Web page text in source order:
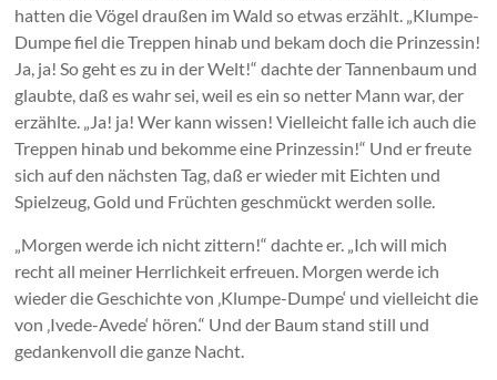
hatten die Vögel draußen im Wald so etwas erzählt. „Klumpe-
Dumpe fiel die Treppen hinab und bekam doch die Prinzessin!
Ja, ja! So geht es zu in der Welt!“ dachte der Tannenbaum und
glaubte, daß es wahr sei, weil es ein so netter Mann war, der
erzählte. „Ja! ja! Wer kann wissen! Vielleicht falle ich auch die
Treppen hinab und bekomme eine Prinzessin!“ Und er freute
sich auf den nächsten Tag, daß er wieder mit Eichten und
Spielzeug, Gold und Früchten geschmückt werden solle.
„Morgen werde ich nicht zittern!“ dachte er. „Ich will mich
recht all meiner Herrlichkeit erfreuen. Morgen werde ich
wieder die Geschichte von ‚Klumpe-Dumpe‘ und vielleicht die
von ‚Ivede-Avede‘ hören.“ Und der Baum stand still und
gedankenvoll die ganze Nacht.